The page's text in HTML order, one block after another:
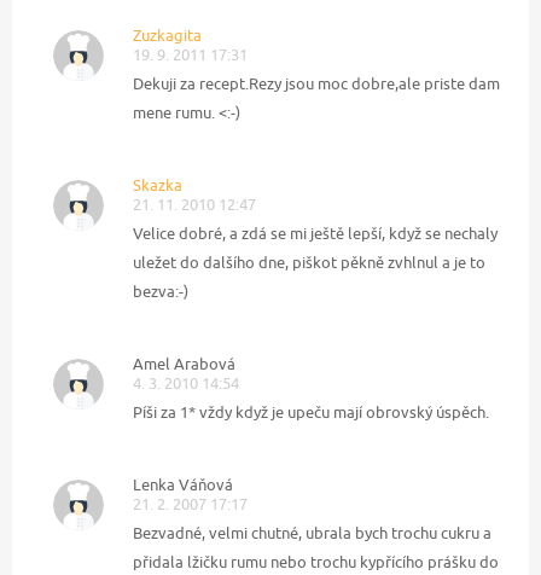
Zuzkagita
19. 9. 2011 17:31
Dekuji za recept.Rezy jsou moc dobre,ale priste dam
mene rumu. <:-)
Skazka
21. 11. 2010 12:47
Velice dobré, a zdá se mi ještě lepší, když se nechaly
uležet do dalšího dne, piškot pěkně zvhlnul a je to
bezva:-)
Amel Arabová
4. 3. 2010 14:54
Píši za 1* vždy když je upeču mají obrovský úspěch.
Lenka Váňová
21. 2. 2007 17:17
Bezvadné, velmi chutné, ubrala bych trochu cukru a
přidala lžičku rumu nebo trochu kypřícího prášku do